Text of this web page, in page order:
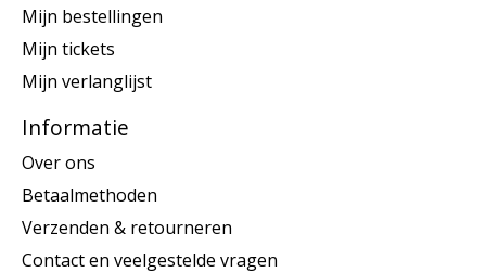
Mijn bestellingen
Mijn tickets
Mijn verlanglijst
Informatie
Over ons
Betaalmethoden
Verzenden & retourneren
Contact en veelgestelde vragen